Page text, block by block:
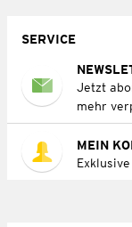
SERVICE
Jetzt
mehr
MEIN